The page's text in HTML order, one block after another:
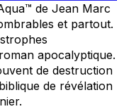
de Jean Marc
et partout.
apocalyptique.
de destruction
de révélation